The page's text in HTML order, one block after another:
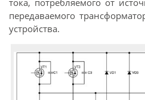
передаваемого
устройства.